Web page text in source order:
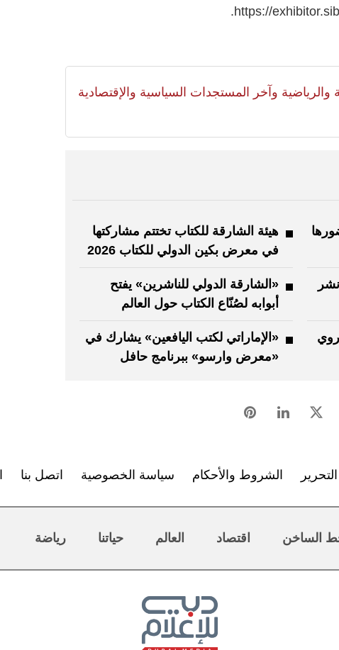
https://
والرياضية وآخر المستجدات السياسية والإقتصادية
هيئة الشارقة للكتاب تختتم مشاركتها
في معرض بكين الدولي للكتاب 2026
79 دار نشر
«الشارقة الدولي للناشرين» يفتح
أبوابه لصُنّاع الكتاب حول العالم
«الإماراتي لكتب اليافعين» يشارك في
«معرض وارسو» ببرنامج حافل
الشروط والأحكام سياسة الخصوصية اتصل بنا
الساخن اقتصاد العالم حياتنا رياضة